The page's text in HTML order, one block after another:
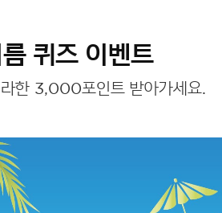
퀴즈 이벤트
한 3,000포인트 받아가세요.